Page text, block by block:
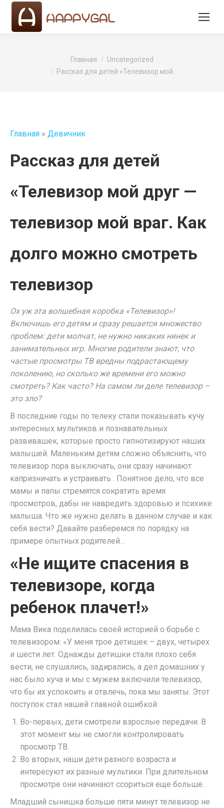
Главная
Uncategorized
Рассказ для детей «Телевизор мой…
Главная » Девичник
Рассказ для детей
«Телевизор мой друг —
телевизор мой враг. Как
долго можно смотреть
телевизор
Ох уж эта волшебная коробка «Телевизор»!
Включишь его детям и сразу решается множество
проблем: дети молчат, не нужно никаких нянек и
занимательных игр. Многие родители знают, что
частые просмотры ТВ вредны подрастающему
поколению, но сколько же времени его можно
смотреть? Как часто? На самом ли деле телевизор –
это зло?
В последние годы по телеку стали показывать кучу
интересных мультиков и познавательных
развивашек, которые просто гипнотизируют наших
малышей. Маленьким детям сложно объяснить, что
телевизор пора выключать, они сразу начинают
капризничать и устраивать . Понятное дело, что все
мамы и папы стремятся сократить время
просмотров, дабы не навредить здоровью и психике
малыша. Что же нужно делать в данном случае и как
себя вести? Давайте разберемся по порядку на
примере опытных родителей…
«Не ищите спасения в
телевизоре, когда
ребенок плачет!»
Мама Вика поделилась своей историей о борьбе с
телевизором: «У меня трое детишек – двух, четырех
и шести лет. Однажды детишки стали плохо себя
вести, не слушались, задирались, а дел домашних у
нас было куча и мы с мужем включили телевизор,
что бы их успокоить и отвлечь, пока мы заняты. Этот
поступок стал нашей главной ошибкой.
Во-первых, дети смотрели взрослые передачи. В
этот момент мы не смогли контролировать
просмотр ТВ.
Во вторых, наши дети разного возраста и
интересуют их разные мультики. При длительном
просмотре они начинают ссориться еще больше.
Младший сынишка больше пяти минут телевизор не